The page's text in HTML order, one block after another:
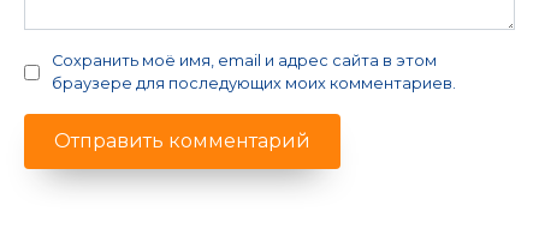
Сохранить моё имя, email и адрес сайта в этом
браузере для последующих моих комментариев.